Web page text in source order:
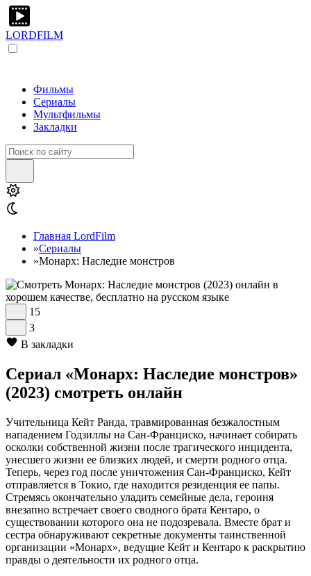
LORDFILM
Фильмы
Сериалы
Мультфильмы
Закладки
Главная LordFilm
»Сериалы
»Монарх: Наследие монстров
15
3
В закладки
Сериал «Монарх: Наследие монстров»
(2023) смотреть онлайн
Учительница Кейт Ранда, травмированная безжалостным
нападением Годзиллы на Сан-Франциско, начинает собирать
осколки собственной жизни после трагического инцидента,
унесшего жизни ее близких людей, и смерти родного отца.
Теперь, через год после уничтожения Сан-Франциско, Кейт
отправляется в Токио, где находится резиденция ее папы.
Стремясь окончательно уладить семейные дела, героиня
внезапно встречает своего сводного брата Кентаро, о
существовании которого она не подозревала. Вместе брат и
сестра обнаруживают секретные документы таинственной
организации «Монарх», ведущие Кейт и Кентаро к раскрытию
правды о деятельности их родного отца.